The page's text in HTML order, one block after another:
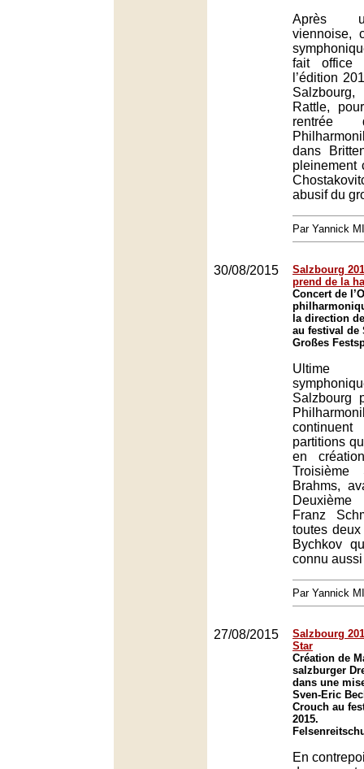
Après
viennoise,
fait office
l’édition
Rattle,
rentrée
dans
pleinement
abusif du
Par Yannick
30/08/2015
Salzbourg
prend de la
Concert de
la direction
au festival de
Großes
Ultime
Salzbourg
partitions
en
Troisième
Brahms,
Deuxième
Franz
toutes
Bychkov
connu
Par Yannick
27/08/2015
Salzbourg
Star
Création de
salzburger
dans une
Sven-Eric
Crouch au
2015.
En